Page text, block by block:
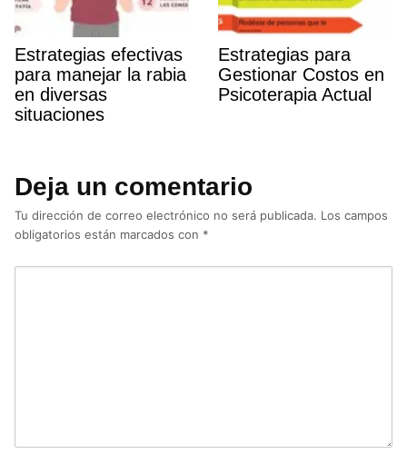
Estrategias efectivas
para manejar la rabia
en diversas
situaciones
Estrategias para
Gestionar Costos en
Psicoterapia Actual
Deja un comentario
Tu dirección de correo electrónico no será publicada. Los campos
obligatorios están marcados con *